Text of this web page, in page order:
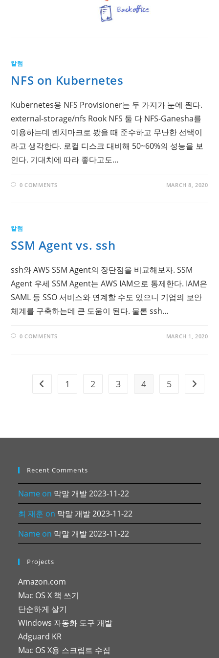
칼럼
NFS on Kubernetes
Kubernetes용 NFS Provisioner는 두 가지가 눈에 띈다.
external-storage/nfs Rook NFS 둘 다 NFS-Ganesha를
이용하는데 벤치마크로 봤을 때 준수하고 무난한 선택이
라고 생각한다. 로컬 디스크 대비해 50~60%의 성능을 보
인다. 기대치에 따라 좋다고도…
0 COMMENTS MARCH 8, 2020
칼럼
SSM Agent vs. ssh
ssh와 AWS SSM Agent의 장단점을 비교해보자. SSM
Agent 우세 SSM Agent는 AWS IAM으로 통제한다. IAM은
SAML 등 SSO 서비스와 연계할 수도 있으니 기업의 보안
체계를 구축하는데 큰 도움이 된다. 물론 ssh…
0 COMMENTS MARCH 1, 2020
Go to the previous page
1 2 3 4 5 Go to
Recent Comments
Name on 막말 개발 2023-11-22
최 재훈 on 막말 개발 2023-11-22
Name on 막말 개발 2023-11-22
Projects
Amazon.com
Mac OS X 책 쓰기
단순하게 살기
Windows 자동화 도구 개발
Adguard KR
Mac OS X용 스크립트 수집